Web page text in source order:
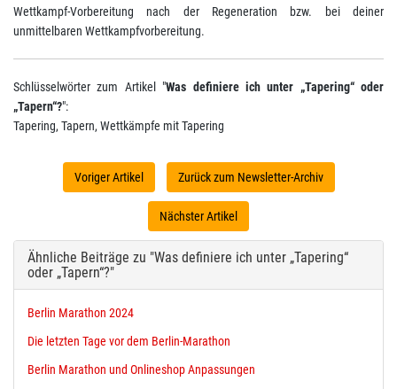
Wettkampf-Vorbereitung nach der Regeneration bzw. bei deiner
unmittelbaren Wettkampfvorbereitung.
Schlüsselwörter zum Artikel "Was definiere ich unter „Tapering“ oder
„Tapern“?":
Tapering, Tapern, Wettkämpfe mit Tapering
Voriger Artikel Zurück zum Newsletter-Archiv
Nächster Artikel
Ähnliche Beiträge zu "Was definiere ich unter „Tapering“
oder „Tapern“?"
Berlin Marathon 2024
Die letzten Tage vor dem Berlin-Marathon
Berlin Marathon und Onlineshop Anpassungen